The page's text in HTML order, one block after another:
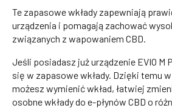
Te zapasowe wkłady zapewniają
urządzenia i pomagają zachować
związanych z wapowaniem CBD.
Jeśli posiadasz już urządzenie EVIO
się w zapasowe wkłady. Dzięki temu
możesz wymienić wkład, łatwiej
osobne wkłady do e-płynów CBD o